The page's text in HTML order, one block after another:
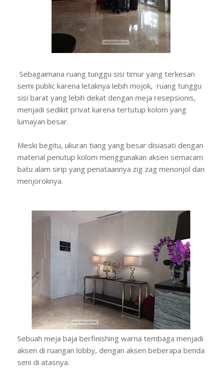
Sebagaimana ruang tunggu sisi timur yang terkesan
semi public karena letaknya lebih mojok, ruang tunggu
sisi barat yang lebih dekat dengan meja resepsionis,
menjadi sedikit privat karena tertutup kolom yang
lumayan besar.
Meski begitu, ukuran tiang yang besar disiasati dengan
material penutup kolom menggunakan aksen semacam
batu alam sirip yang penataannya zig zag menonjol dan
menjoroknya.
Sebuah meja baja berfinishing warna tembaga menjadi
aksen di ruangan lobby, dengan aksen beberapa benda
seni di atasnya.